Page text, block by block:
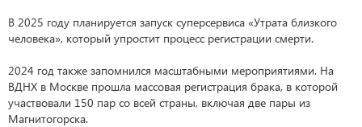
В 2025 году планируется запуск суперсервиса «Утрата близкого
человека», который упростит процесс регистрации смерти.
2024 год также запомнился масштабными мероприятиями. На
ВДНХ в Москве прошла массовая регистрация брака, в которой
участвовали 150 пар со всей страны, включая две пары из
Магнитогорска.